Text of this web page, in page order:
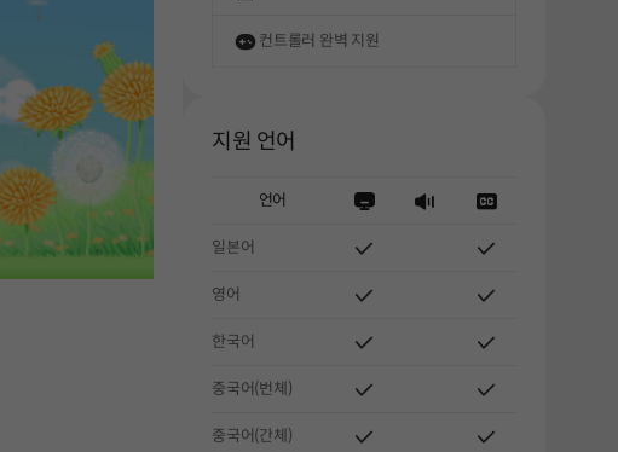
컨트롤러 완벽 지원
지원 언어
언어
일본어
영어
한국어
중국어(번체)
중국어(간체)